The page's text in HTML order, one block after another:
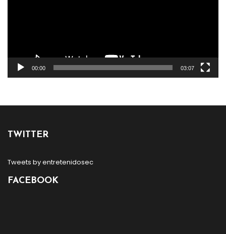
00:00 03:07
TWITTER
Tweets by entretenidosec
FACEBOOK